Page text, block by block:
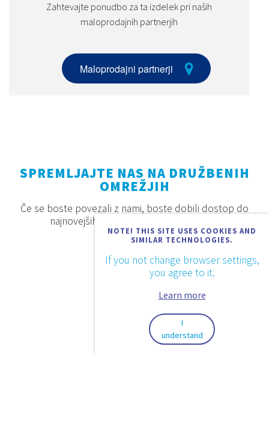
Zahtevajte ponudbo za ta izdelek pri naših
maloprodajnih partnerjih
Maloprodajni partnerji
NOTE! THIS SITE USES COOKIES AND
SIMILAR TECHNOLOGIES.
If you not change browser settings,
you agree to it.
Learn more
I
understand
SPREMLJAJTE NAS NA DRUŽBENIH
OMREŽJIH
Če se boste povezali z nami, boste dobili dostop do
najnovejših proizvodov, akcij in novosti.